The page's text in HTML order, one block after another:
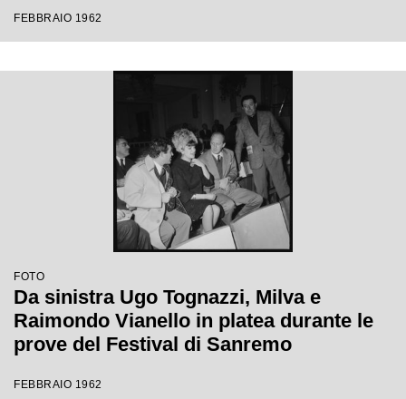
FEBBRAIO 1962
FOTO
Da sinistra Ugo Tognazzi, Milva e
Raimondo Vianello in platea durante le
prove del Festival di Sanremo
FEBBRAIO 1962